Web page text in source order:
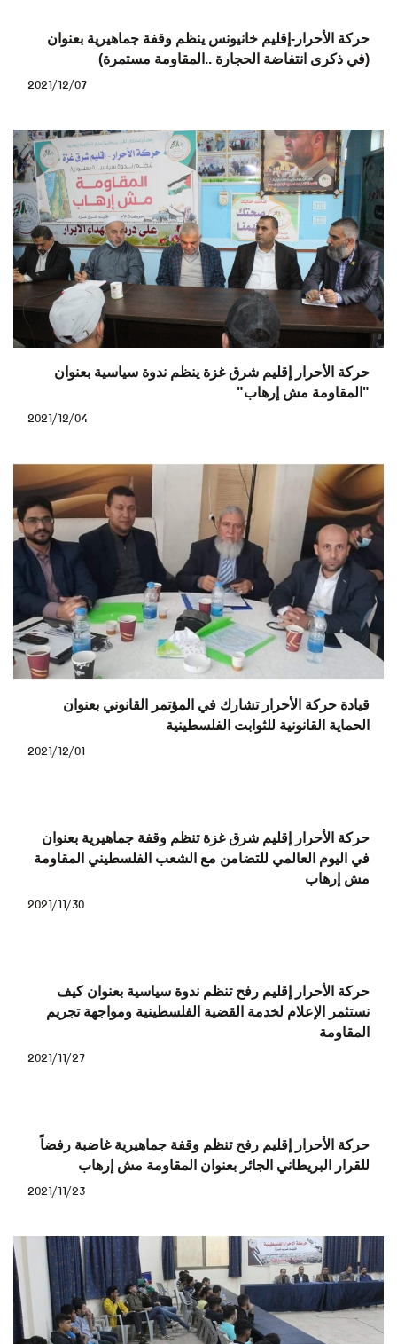
حركة الأحرار-إقليم خانيونس ينظم وقفة جماهيرية بعنوان
(في ذكرى انتفاضة الحجارة ..المقاومة مستمرة)
حركة الأحرار إقليم شرق غزة ينظم ندوة سياسية بعنوان
"المقاومة مش إرهاب"
قيادة حركة الأحرار تشارك في المؤتمر القانوني بعنوان
الحماية القانونية للثوابت الفلسطينية
حركة الأحرار إقليم شرق غزة تنظم وقفة جماهيرية بعنوان
في اليوم العالمي للتضامن مع الشعب الفلسطيني المقاومة
مش إرهاب
حركة الأحرار إقليم رفح تنظم ندوة سياسية بعنوان كيف
نستثمر الإعلام لخدمة القضية الفلسطينية ومواجهة تجريم
المقاومة
حركة الأحرار إقليم رفح تنظم وقفة جماهيرية غاضبة رفضاً
للقرار البريطاني الجائر بعنوان المقاومة مش إرهاب